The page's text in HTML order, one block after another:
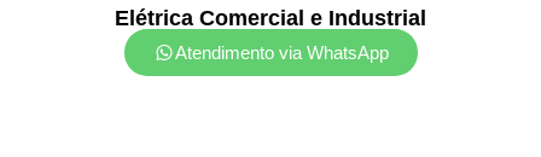
Elétrica Comercial e Industrial
Atendimento via WhatsApp